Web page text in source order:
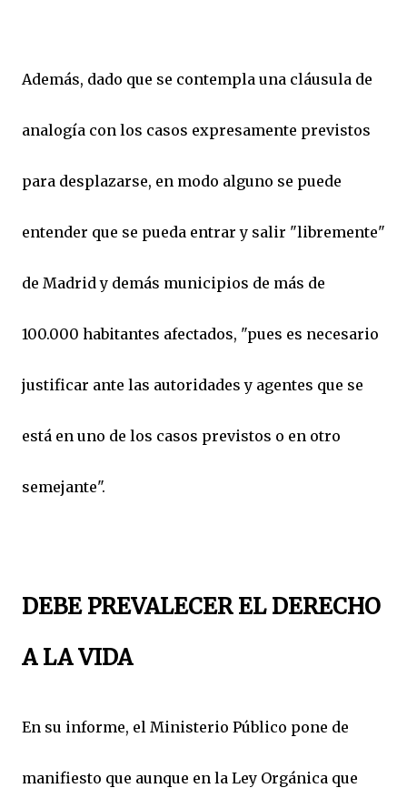
Además, dado que se contempla una cláusula de
analogía con los casos expresamente previstos
para desplazarse, en modo alguno se puede
entender que se pueda entrar y salir "libremente"
de Madrid y demás municipios de más de
100.000 habitantes afectados, "pues es necesario
justificar ante las autoridades y agentes que se
está en uno de los casos previstos o en otro
semejante".
DEBE PREVALECER EL DERECHO
A LA VIDA
En su informe, el Ministerio Público pone de
manifiesto que aunque en la Ley Orgánica que